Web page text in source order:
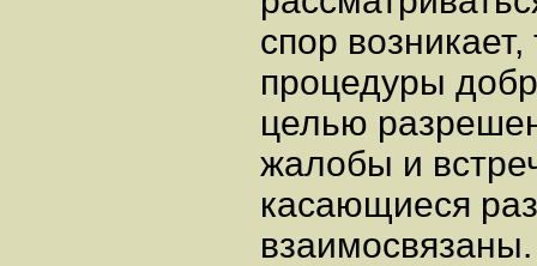
спор
процедуры
целью
жалобы и
касающиеся
взаимосвязаны.